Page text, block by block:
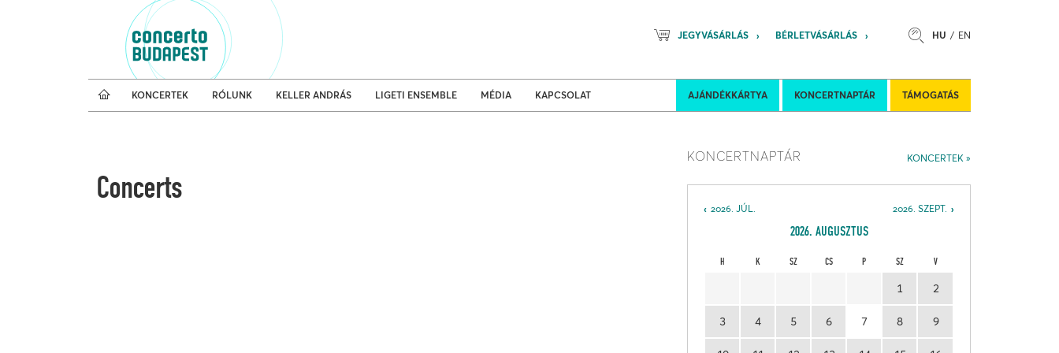
HU EN
JEGYVÁSÁRLÁS BÉRLETVÁSÁRLÁS
AJÁNDÉKKÁRTYA KONCERTNAPTÁR TÁMOGATÁS
KONCERTEK RÓLUNK KELLER ANDRÁS LIGETI ENSEMBLE MÉDIA KAPCSOLAT
Koncertnaptár
Concerts
KONCERTEK
KONCERTNAPTÁR
2026. SZEPT.
2026. JÚL.
2026. AUGUSZTUS
H K SZ CS P SZ V
1 2
3 4 5 6 7 8 9